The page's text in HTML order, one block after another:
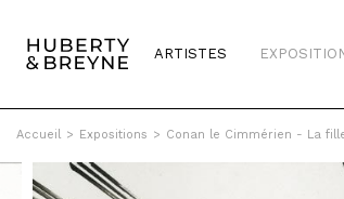
ARTISTES
Accueil > Expositions > Conan le Cimmérien - La